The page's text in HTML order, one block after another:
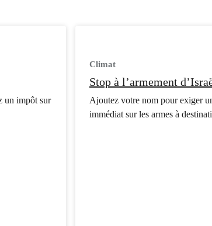
un impôt sur
Climat
Stop à l’armement
Ajoutez votre nom pour exiger
immédiat sur les armes à